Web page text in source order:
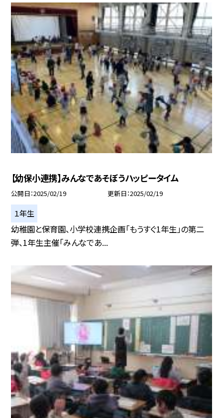
【幼保小連携】みんなであそぼうハッピータイム
公開日 2025/02/19 更新日 2025/02/19
１年生
幼稚園と保育園、小学校連携企画「もうすぐ1年生」の第二
弾、1年生主催「みんなであ...